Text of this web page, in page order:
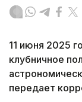
11 июня 2025
клубничное
передает